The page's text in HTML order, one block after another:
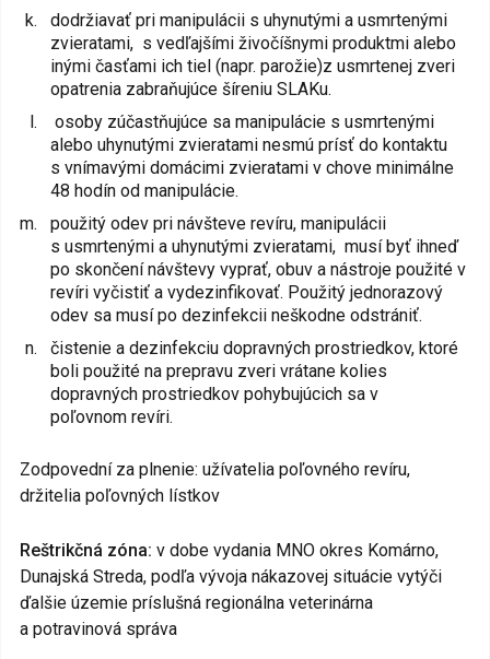
dodržiavať pri manipulácii s uhynutými a usmrtenými
zvieratami, s vedľajšími živočíšnymi produktmi alebo
inými časťami ich tiel (napr. parožie)z usmrtenej zveri
opatrenia zabraňujúce šíreniu SLAKu.
osoby zúčastňujúce sa manipulácie s usmrtenými
alebo uhynutými zvieratami nesmú prísť do kontaktu
s vnímavými domácimi zvieratami v chove minimálne
48 hodín od manipulácie.
použitý odev pri návšteve revíru, manipulácii
s usmrtenými a uhynutými zvieratami, musí byť ihneď
po skončení návštevy vyprať, obuv a nástroje použité v
revíri vyčistiť a vydezinfikovať. Použitý jednorazový
odev sa musí po dezinfekcii neškodne odstrániť.
čistenie a dezinfekciu dopravných prostriedkov, ktoré
boli použité na prepravu zveri vrátane kolies
dopravných prostriedkov pohybujúcich sa v
poľovnom revíri.
Zodpovední za plnenie: užívatelia poľovného revíru,
držitelia poľovných lístkov
Reštrikčná zóna: v dobe vydania MNO okres Komárno,
Dunajská Streda, podľa vývoja nákazovej situácie vytýči
ďalšie územie príslušná regionálna veterinárna
a potravinová správa